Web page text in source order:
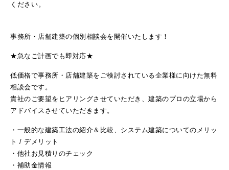
ください。
事務所・店舗建築の個別相談会を開催いたします！
★急なご計画でも即対応★
低価格で事務所・店舗建築をご検討されている企業様に向けた無料
相談会です。
貴社のご要望をヒアリングさせていただき、建築のプロの立場から
アドバイスさせていただきます。
・一般的な建築工法の紹介＆比較、システム建築についてのメリッ
ト / デメリット
・他社お見積りのチェック
・補助金情報